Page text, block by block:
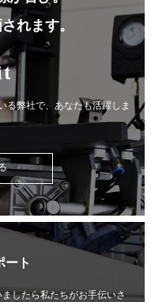
れます。
弊社で、 あなたも活躍しま
ート
したら私たちがお手伝いさ